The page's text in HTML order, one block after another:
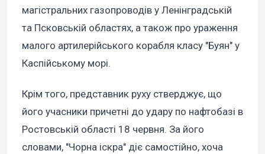
магістральних газопроводів у Ленінградській
та Псковській областях, а також про ураження
малого артилерійського корабля класу "Буян" у
Каспійському морі.
Крім того, представник руху стверджує, що
його учасники причетні до удару по нафтобазі в
Ростовській області 18 червня. За його
словами, "Чорна іскра" діє самостійно, хоча